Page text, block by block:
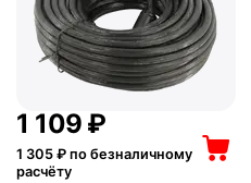
1 109 ₽
1 305 ₽ по безналичному
расчёту